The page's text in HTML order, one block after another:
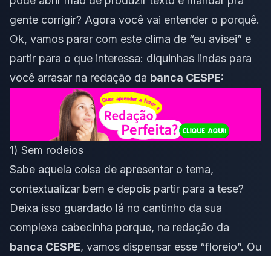
gente corrigir? Agora você vai entender o porquê.
Ok, vamos parar com este clima de “eu avisei” e
partir para o que interessa: diquinhas lindas para
você arrasar na redação da banca CESPE:
1) Sem rodeios
Sabe aquela coisa de apresentar o tema,
contextualizar bem e depois partir para a tese?
Deixa isso guardado lá no cantinho da sua
complexa cabecinha porque, na redação da
banca CESPE, vamos dispensar esse “floreio”. Ou